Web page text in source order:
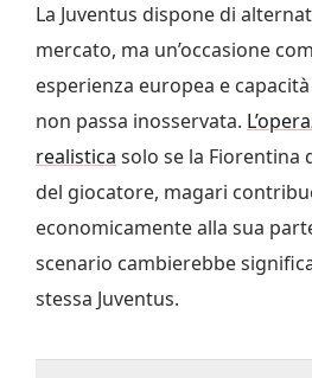
La Juventus dispone di
mercato, ma un’occasione
esperienza europea e
non passa inosservata.
realistica solo se la Fiorentina
del giocatore, magari
economicamente alla sua
scenario cambierebbe
stessa Juventus.